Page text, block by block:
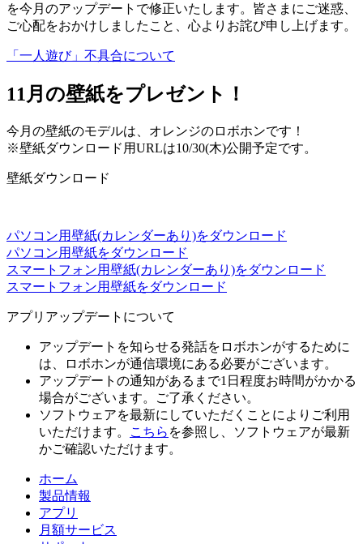
を今月のアップデートで修正いたします。皆さまにご迷惑、
ご心配をおかけしましたこと、心よりお詫び申し上げます。
「一人遊び」不具合について
11月の壁紙をプレゼント！
今月の壁紙のモデルは、オレンジのロボホンです！
※壁紙ダウンロード用URLは10/30(木)公開予定です。
壁紙ダウンロード
パソコン用壁紙(カレンダーあり)をダウンロード
パソコン用壁紙をダウンロード
スマートフォン用壁紙(カレンダーあり)をダウンロード
スマートフォン用壁紙をダウンロード
アプリアップデートについて
アップデートを知らせる発話をロボホンがするために
は、ロボホンが通信環境にある必要がございます。
アップデートの通知があるまで1日程度お時間がかかる
場合がございます。ご了承ください。
ソフトウェアを最新にしていただくことによりご利用
いただけます。
こちら を参照し、ソフトウェアが最新
かご確認いただけます。
ホーム
製品情報
アプリ
月額サービス